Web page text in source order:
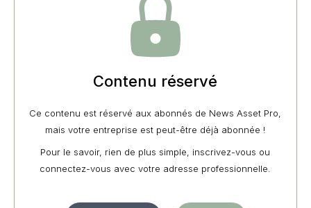
Contenu réservé
Ce contenu est réservé aux abonnés de News Asset Pro,
mais votre entreprise est peut-être déjà abonnée !
Pour le savoir, rien de plus simple, inscrivez-vous ou
connectez-vous avec votre adresse professionnelle.